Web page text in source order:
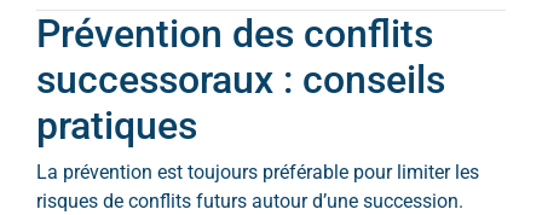
Prévention des conflits
successoraux : conseils
pratiques
La prévention est toujours préférable pour limiter les
risques de conflits futurs autour d’une succession.